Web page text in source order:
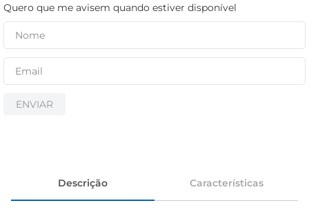
Quero que me avisem quando estiver disponível
ENVIAR
Descrição Características
papel higiênico
cerveja